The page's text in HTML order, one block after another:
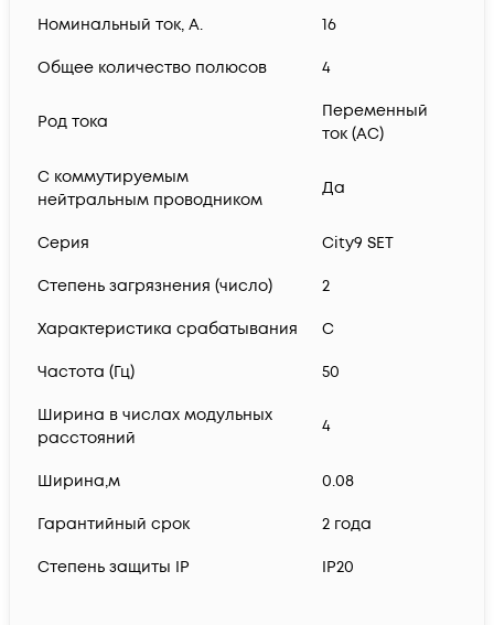
Номинальный ток, А. 16
Общее количество полюсов 4
Род тока
Переменный
ток (AC)
С коммутируемым
нейтральным проводником
Да
Серия City9 SET
Степень загрязнения (число) 2
Характеристика срабатывания C
Частота (Гц) 50
Ширина в числах модульных
расстояний
4
Ширина,м 0.08
Гарантийный срок 2 года
Степень защиты IP IP20